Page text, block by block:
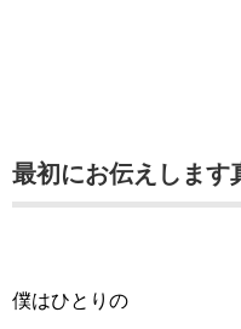
最初にお伝えします
僕はひとりの